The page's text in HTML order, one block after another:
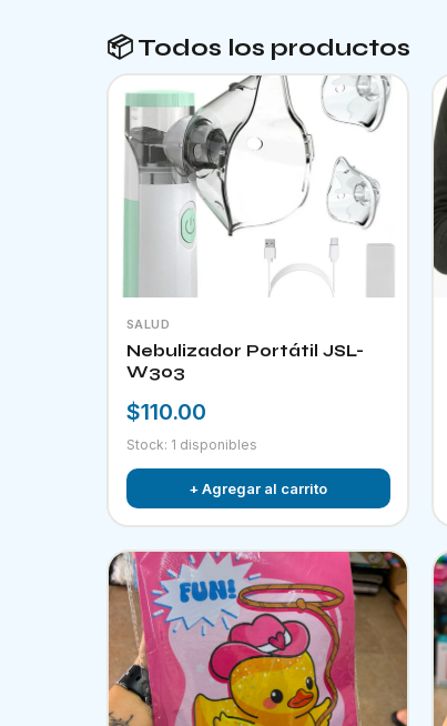
📦 Todos los productos
SALUD
Nebulizador Portátil JSL-
W303
$110.00
Stock: 1 disponibles
+ Agregar al carrito